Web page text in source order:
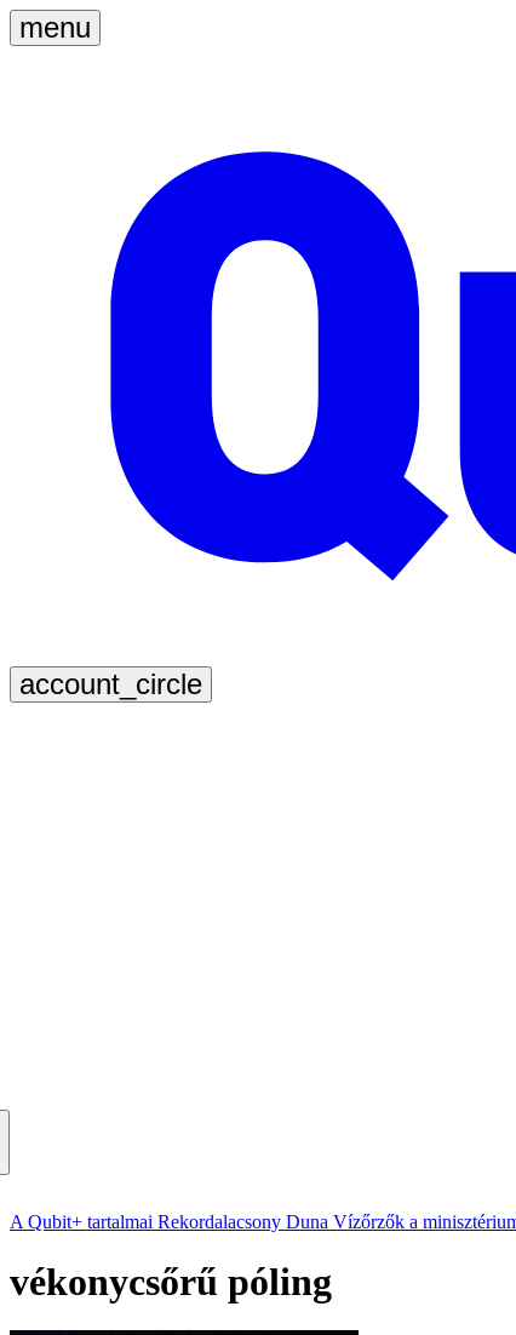
A Qubit+ tartalmai Rekordalacsony Duna Vízőrzők a
vékonycsőrű póling